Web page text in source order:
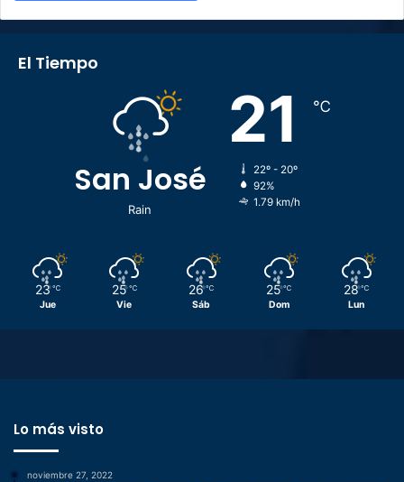
El Tiempo
San José
Rain
21 ℃
22º - 20º
92%
1.79 km/h
23 ℃
Jue
25 ℃
Vie
26 ℃
Sáb
25 ℃
Dom
28 ℃
Lun
Lo más visto
noviembre 27, 2022